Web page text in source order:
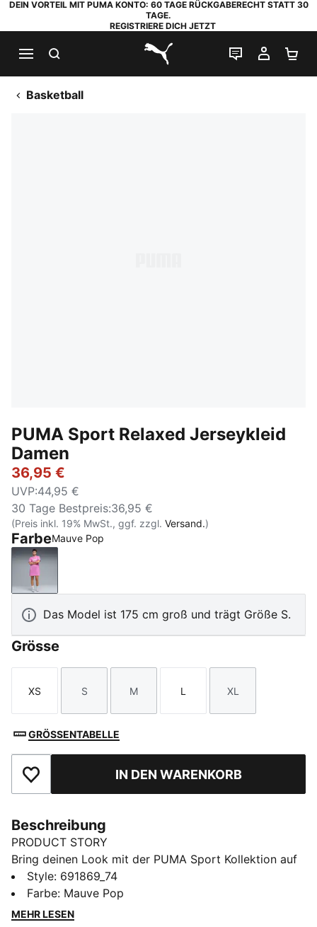
DEIN VORTEIL MIT PUMA KONTO: 60 TAGE RÜCKGABERECHT STATT 30
TAGE.
REGISTRIERE DICH JETZT
PUMA.com
LIVE-CHAT
MEIN
Basketball
PUMA Sport Relaxed Jerseykleid
Damen
36,95 €
UVP:44,95 €
30 Tage Bestpreis:36,95 €
(Preis inkl. 19% MwSt., ggf. zzgl. Versand.)
FarbeMauve Pop
Mauve Pop
Das Model ist 175 cm groß und trägt Größe S.
Grösse
Größe
XS
Größe
S
Größe
M
Größe
L
Größe
XL
GRÖSSENTABELLE
Zu Favoriten hinzufügenIN DEN WARENKORB
Beschreibung
PRODUCT STORY
Bring deinen Look mit der PUMA Sport Kollektion auf
ein neues Level. Diese lässigen Basics bieten den
perfekten Mix aus Sportkultur und Streetstyle.
Hoodies, Tees, Shorts und Sweats bekommen mit
Style: 691869_74
Farbe: Mauve Pop
MEHR LESEN